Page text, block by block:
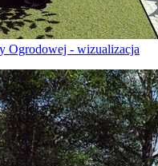
Ogrodowej - wizualizacja